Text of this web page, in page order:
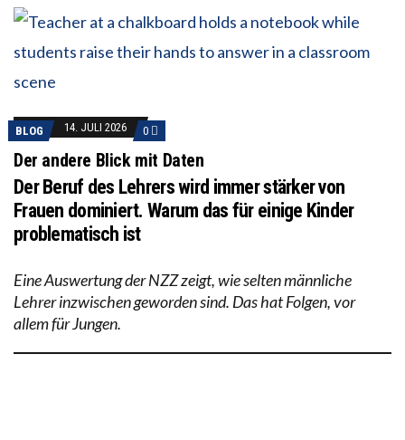
BLOG 14. JULI 2026 0
Der andere Blick mit Daten
Der Beruf des Lehrers wird immer stärker von
Frauen dominiert. Warum das für einige Kinder
problematisch ist
Eine Auswertung der NZZ zeigt, wie selten männliche
Lehrer inzwischen geworden sind. Das hat Folgen, vor
allem für Jungen.